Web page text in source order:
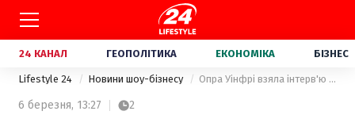
24 КАНАЛ ГЕОПОЛІТИКА ЕКОНОМІКА БІЗНЕС
Lifestyle 24 Новини шоу-бізнесу Опра Уінфрі взяла інтерв'ю у героїв скандального фільму, які звинувачували Джексона в педофілії
6 березня, 13:27 2